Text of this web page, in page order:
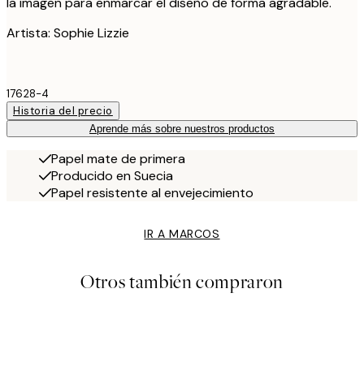
Artista: Sophie Lizzie
17628-4
Historia del precio
Aprende más sobre nuestros productos
Papel mate de primera
Producido en Suecia
Papel resistente al envejecimiento
IR A MARCOS
Otros también compraron